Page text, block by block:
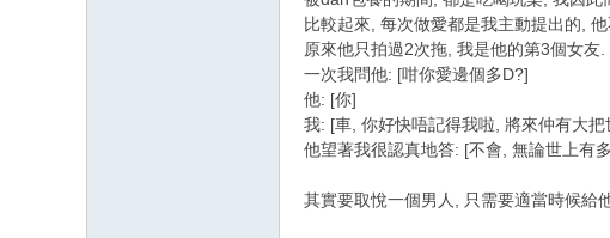
比較起來, 每次做愛都是我主動提出的,
原來他只拍過2次拖, 我是他的第3個女友.
一次我問他: [咁你愛邊個多D?]
他: [你]
我: [車, 你好快唔記得我啦, 將來仲有大把
他望著我很認真地答: [不會, 無論世上有
其實要取悅一個男人, 只需要適當時候給